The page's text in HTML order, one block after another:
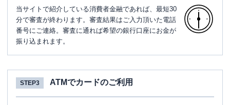
当サイトで紹介している消費者金融であれば、最短30
分で審査が終わります。審査結果はご入力頂いた電話
番号にご連絡。審査に通れば希望の銀行口座にお金が
振り込まれます。
STEP3 ATMでカードのご利用